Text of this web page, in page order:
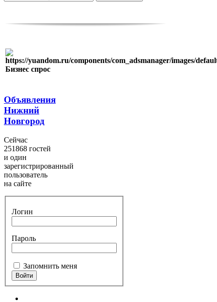
Бизнес спрос
Объявления
Нижний
Новгород
Сейчас
251868 гостей
и один
зарегистрированный
пользователь
на сайте
Логин
Пароль
Запомнить меня